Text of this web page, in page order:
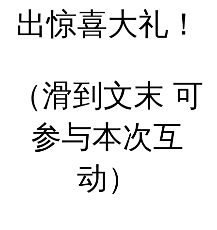
出惊喜大礼！
（滑到文末 可
参与本次互
动）